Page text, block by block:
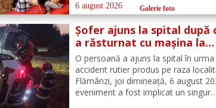
numeroasă la care Inspectoratul de
Jandarmi Județean Botoșani, în
cu partenerii instituționali,...
6 august 2026 Galerie foto
Șofer ajuns la spital după
a răsturnat cu mașina la
Flămânzi
O persoană a ajuns la spital în urma
accident rutier produs pe raza
Flămânzi, joi dimineață, 6 august
eveniment a fost implicat un singur